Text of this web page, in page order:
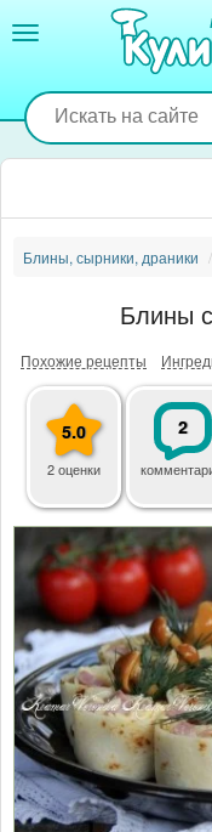
содержанию
Блины, сырники, драники
Блины
Похожие рецепты
5.0
2 оценки
2